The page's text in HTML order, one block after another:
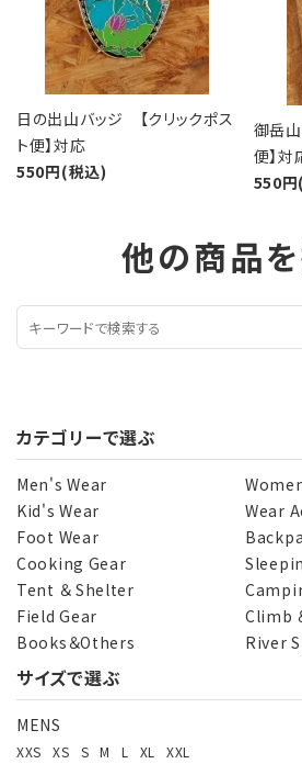
日の出山バッジ 【クリックポス
ト便】対応
550円(税込)
御岳
便】対
550
他の商品
カテゴリーで選ぶ
Men's Wear
Kid's Wear
Wear
Foot Wear
Cooking Gear
Tent ＆ Shelter
Field Gear
Climb
Books＆Others
River
サイズで選ぶ
MENS
XXS XS S M L XL XXL